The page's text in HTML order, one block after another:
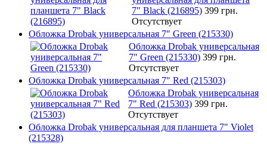
7" Black (216895) 399 грн.
Отсутствует
Обложка Drobak универсальная 7" Green (215330)
Обложка Drobak универсальная
7" Green (215330) 399 грн.
Отсутствует
Обложка Drobak универсальная 7" Red (215303)
Обложка Drobak универсальная
7" Red (215303) 399 грн.
Отсутствует
Обложка Drobak универсальная для планшета 7" Violet
(215328)